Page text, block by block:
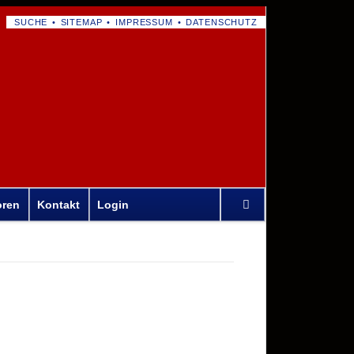
NAVIGATION
SUCHE SITEMAP IMPRESSUM DATENSCHUTZ
überspringen
Kontakt Login